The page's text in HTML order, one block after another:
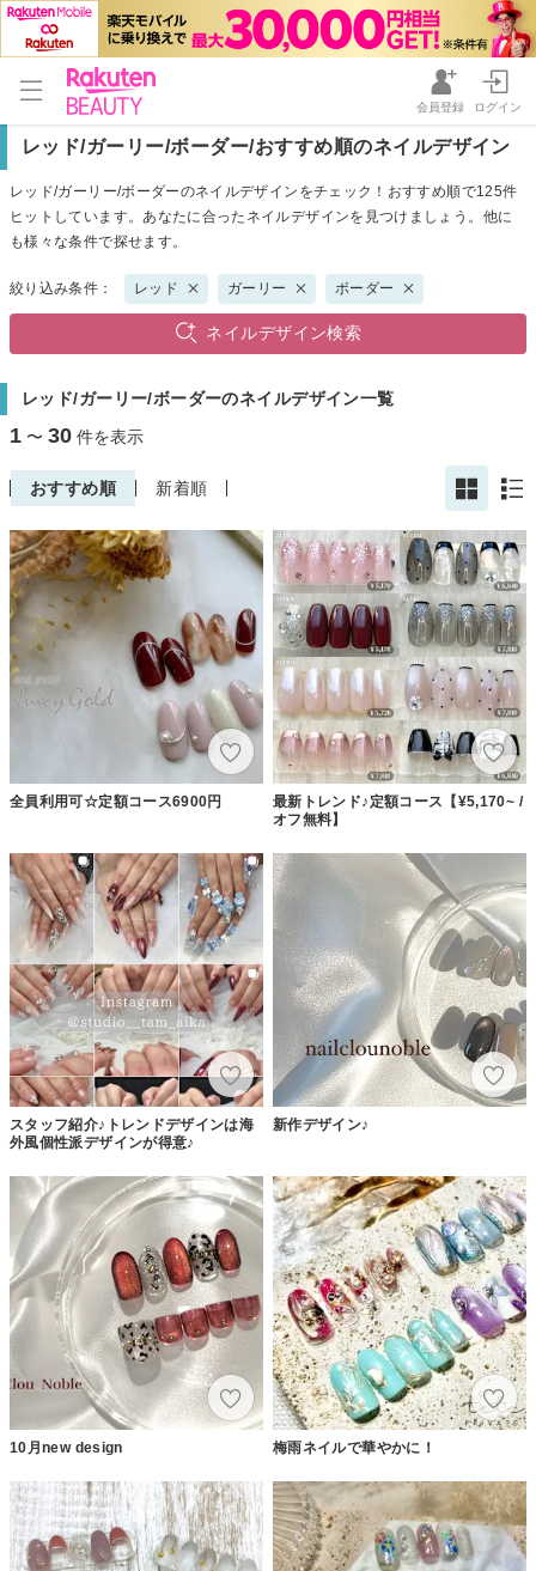
会員登録 ログイン
レッド/ガーリー/ボーダー/おすすめ順のネイルデザイン
レッド/ガーリー/ボーダーのネイルデザインをチェック！おすすめ順で125件
ヒットしています。あなたに合ったネイルデザインを見つけましょう。他に
も様々な条件で探せます。
絞り込み条件： レッド ガーリー ボーダー
ネイルデザイン検索
レッド/ガーリー/ボーダーのネイルデザイン一覧
1 〜 30 件を表示
おすすめ順 新着順
全員利用可☆定額コース6900円
最新トレンド♪定額コース【¥5,170~ /
オフ無料】
スタッフ紹介♪トレンドデザインは海
外風個性派デザインが得意♪
新作デザイン♪
10月new design 梅雨ネイルで華やかに！